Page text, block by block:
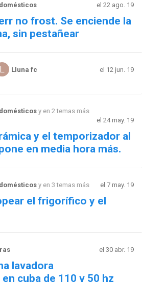
el 22 ago. 19
no frost. Se enciende la
sin pestañear
Lluna fc el 12 jun. 19
y en 2 temas más
el 24 may. 19
y el temporizador al
en media hora más.
y en 3 temas más el 7 may. 19
el frigorífico y el
el 30 abr. 19
lavadora
cuba de 110 v 50 hz